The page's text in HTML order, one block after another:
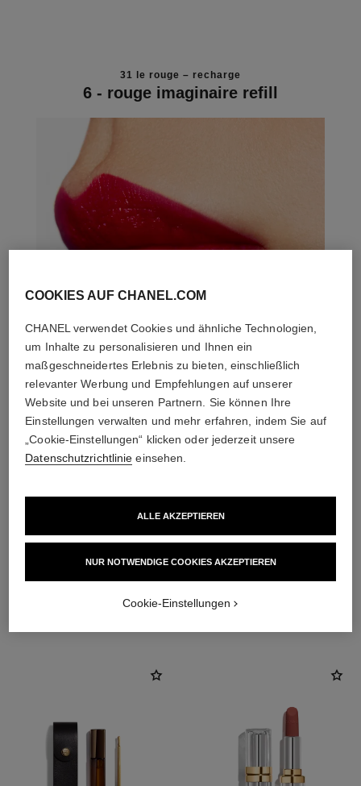
31 le rouge – recharge
6 - rouge imaginaire refill
DIE PERFEKTE KOMBINATION
COOKIES AUF CHANEL.COM
CHANEL verwendet Cookies und ähnliche Technologien,
um Inhalte zu personalisieren und Ihnen ein
maßgeschneidertes Erlebnis zu bieten, einschließlich
relevanter Werbung und Empfehlungen auf unserer
Website und bei unseren Partnern. Sie können Ihre
Einstellungen verwalten und mehr erfahren, indem Sie auf
„Cookie-Einstellungen“ klicken oder jederzeit unsere
Datenschutzrichtlinie einsehen.
NUR NOTWENDIGE COOKIES AKZEPTIEREN
ALLE AKZEPTIEREN
Cookie-Einstellungen